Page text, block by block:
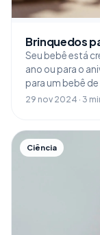
Brinquedos
Seu bebê está
ano ou para o
para um bebê
29 nov 2024 · 3
Ciência